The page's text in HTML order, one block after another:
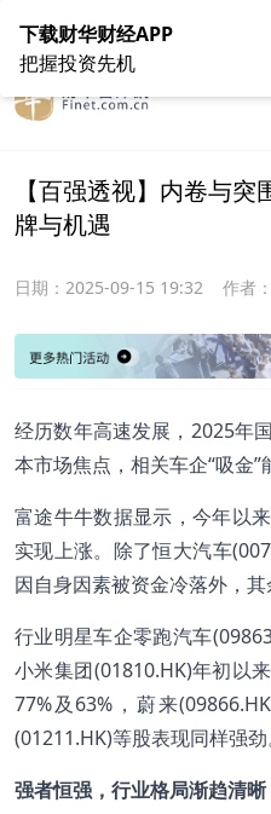
在线客服 关于我们
【百强透视】内卷与
牌与机遇
日期： 2025-09-15 19:32 作者：
经历数年高速发展，2025年
本市场焦点，相关车企“吸金”
富途牛牛数据显示，今年以
实现上涨。除了恒大汽车
因自身因素被资金冷落外，其
行业明星车企零跑汽车
小米集团(01810.HK)年初以
77%及63%，蔚来
(01211.HK)等股表现同样强劲
强者恒强，行业格局渐趋清晰
下载财华财经APP
把握投资先机